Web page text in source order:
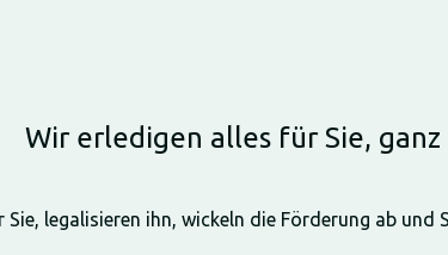
Wir erledigen alles für Sie, ganz
legalisieren ihn, wickeln die Förderung ab und